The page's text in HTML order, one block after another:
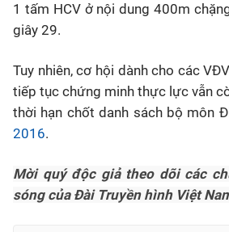
Bên lề
1 tấm HCV ở nội dung 400m
giây 29.
Tuy nhiên, cơ hội dành cho các
tiếp tục chứng minh thực lực vẫn
thời hạn chốt danh sách bộ môn
2016.
Mời quý độc giả theo dõi các
sóng của Đài Truyền hình Việt